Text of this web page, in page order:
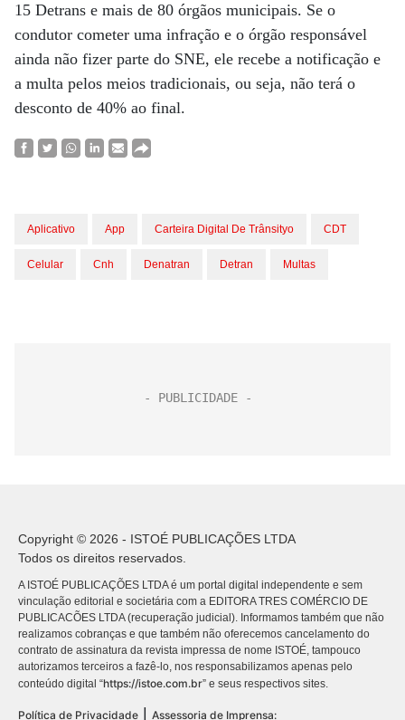
15 Detrans e mais de 80 órgãos municipais. Se o
condutor cometer uma infração e o órgão responsável
ainda não fizer parte do SNE, ele recebe a notificação e
a multa pelos meios tradicionais, ou seja, não terá o
desconto de 40% ao final.
Aplicativo App Carteira Digital De Trânsityo CDT
Celular Cnh Denatran Detran Multas
Copyright © 2026 - ISTOÉ PUBLICAÇÕES LTDA
Todos os direitos reservados.
A ISTOÉ PUBLICAÇÕES LTDA é um portal digital independente e sem
vinculação editorial e societária com a EDITORA TRES COMÉRCIO DE
PUBLICACÕES LTDA (recuperação judicial). Informamos também que não
realizamos cobranças e que também não oferecemos cancelamento do
contrato de assinatura da revista impressa de nome ISTOÉ, tampouco
autorizamos terceiros a fazê-lo, nos responsabilizamos apenas pelo
conteúdo digital “https://istoe.com.br” e seus respectivos sites.
Política de Privacidade Assessoria de Imprensa: